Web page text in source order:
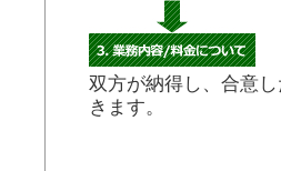
双方が納得し、合意
きます。